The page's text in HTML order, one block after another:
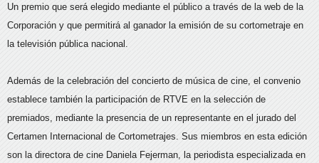
Un premio que será elegido mediante el público a través de la web de la
Corporación y que permitirá al ganador la emisión de su cortometraje en
la televisión pública nacional.
Además de la celebración del concierto de música de cine, el convenio
establece también la participación de RTVE en la selección de
premiados, mediante la presencia de un representante en el jurado del
Certamen Internacional de Cortometrajes. Sus miembros en esta edición
son la directora de cine Daniela Fejerman, la periodista especializada en